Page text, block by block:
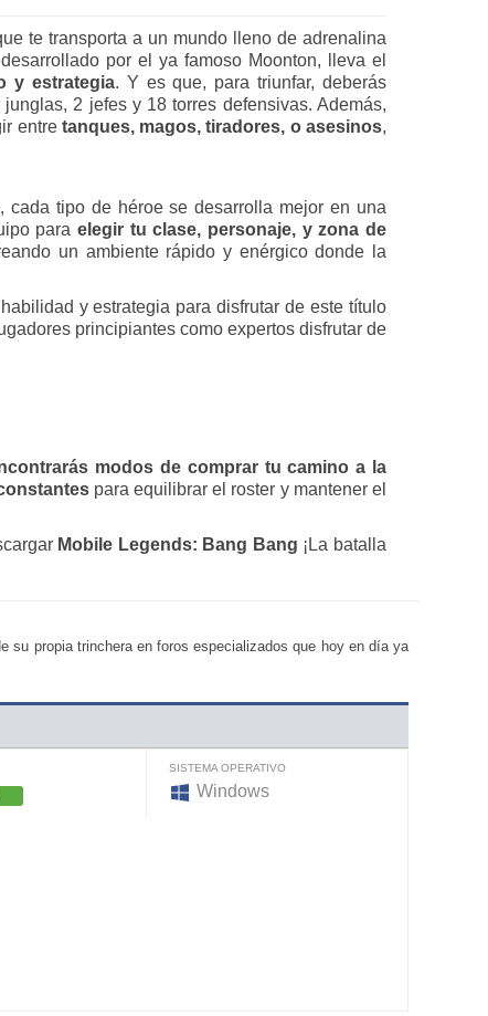
te transporta a un mundo lleno de adrenalina
por el ya famoso Moonton, lleva el
y estrategia. Y es que, para triunfar, deberás
2 jefes y 18 torres defensivas. Además,
entre tanques, magos, tiradores, o asesinos,
tipo de héroe se desarrolla mejor en una
paraelegir tu clase, personaje, y zona de
un ambiente rápido y enérgico donde la
y estrategia para disfrutar de este título
principiantes como expertos disfrutar de
modos de comprar tu camino a la
para equilibrar el roster y mantener el
Mobile Legends: Bang Bang ¡La batalla
su propia trinchera en foros especializados que hoy en día ya
SISTEMA OPERATIVO
Windows